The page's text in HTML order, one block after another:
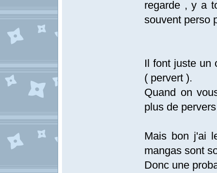
regarde , y a
souvent perso
Il font juste un
( pervert ).
Quand on
plus de
Mais bon j'ai
mangas sont
Donc une